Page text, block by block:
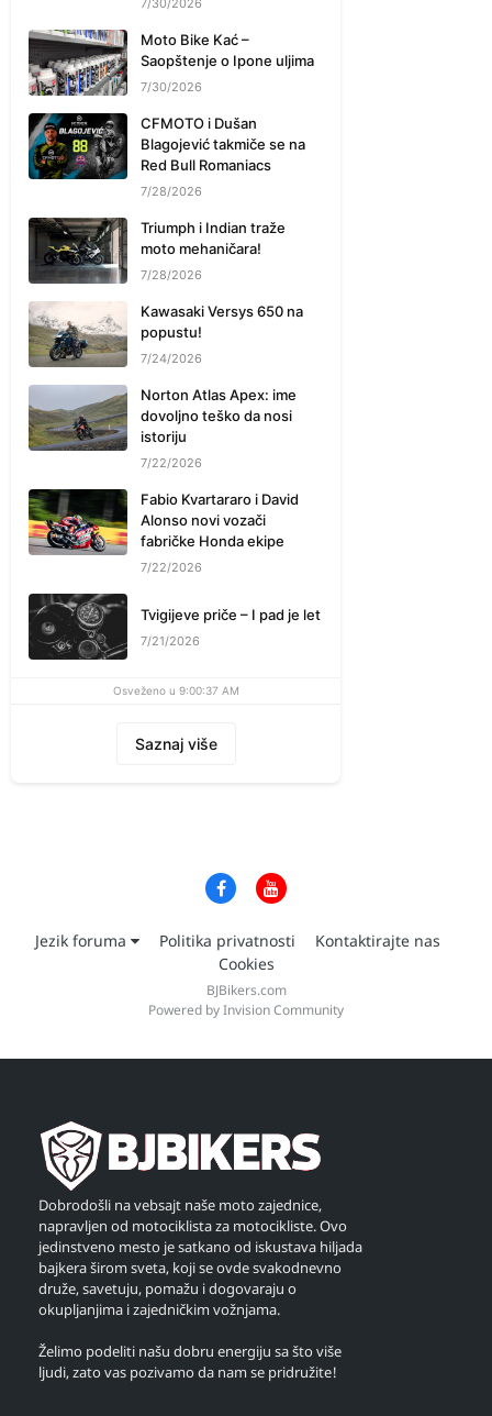
7/30/2026
Moto Bike Kać –
Saopštenje o Ipone uljima
7/30/2026
CFMOTO i Dušan
Blagojević takmiče se na
Red Bull Romaniacs
7/28/2026
Triumph i Indian traže
moto mehaničara!
7/28/2026
Kawasaki Versys 650 na
popustu!
7/24/2026
Norton Atlas Apex: ime
dovoljno teško da nosi
istoriju
7/22/2026
Fabio Kvartararo i David
Alonso novi vozači
fabričke Honda ekipe
7/22/2026
Tvigijeve priče – I pad je let
7/21/2026
Osveženo u 9:00:37 AM
Saznaj više
Jezik foruma Politika privatnosti
Kontaktirajte nas
Cookies
BJBikers.com
Powered by Invision Community
Dobrodošli na vebsajt naše moto zajednice,
napravljen od motociklista za motocikliste. Ovo
jedinstveno mesto je satkano od iskustava hiljada
bajkera širom sveta, koji se ovde svakodnevno
druže, savetuju, pomažu i dogovaraju o
okupljanjima i zajedničkim vožnjama.
Želimo podeliti našu dobru energiju sa što više
ljudi, zato vas pozivamo da nam se pridružite!